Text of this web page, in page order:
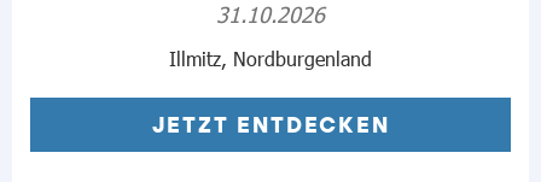
31.10.2026
Illmitz, Nordburgenland
JETZT ENTDECKEN